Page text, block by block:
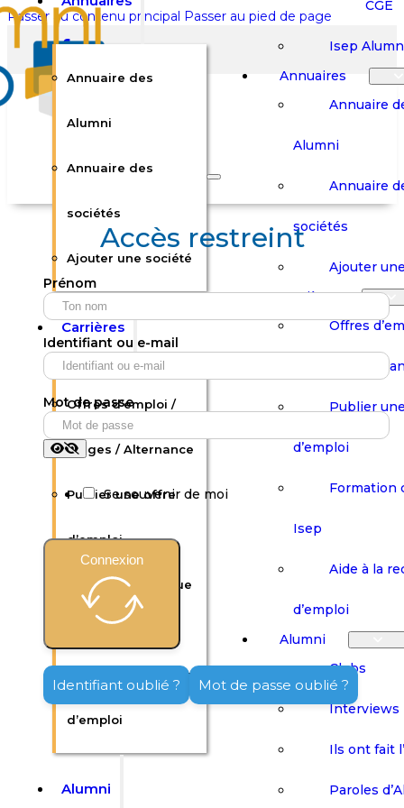
Passer au contenu principal Passer au pied de page
Rechercher sur le site
Rechercher
Votre panier est vide.
Boutique
Panier
Boutique
Annuaire des
Alumni
Annuaire des
sociétés
Ajouter une société
Carrières
Offres d’emploi /
Stages / Alternance
Publier une offre
d’emploi
Formation continue
Aide à la recherche
d’emploi
Alumni
CGE
Isep
Annuaires
Annuaire
Alumni
Annuaire
sociétés
Ajouter
Carrières
Offres
Stages /
Publier
d’emploi
Formation
Isep
Aide à la
d’emploi
Alumni
Clubs
Interviews
Ils ont fait
Paroles
Accès restreint
Prénom
Identifiant ou e-mail
Mot de passe
Se souvenir de moi
Connexion
Identifiant oublié ? Mot de passe oublié ?